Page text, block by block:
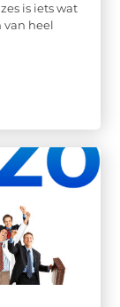
is iets wat
van heel